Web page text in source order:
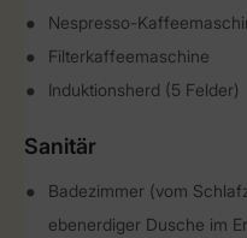
Nespresso-
Filterkaffeemaschine
Induktionsherd (5 Felder)
Sanitär
Badezimmer (vom
ebenerdiger Dusche im